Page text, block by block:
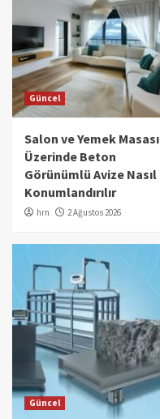
Güncel
Salon ve Yemek Masası
Üzerinde Beton
Görünümlü Avize Nasıl
Konumlandırılır
hrn 2 Ağustos 2026
Güncel